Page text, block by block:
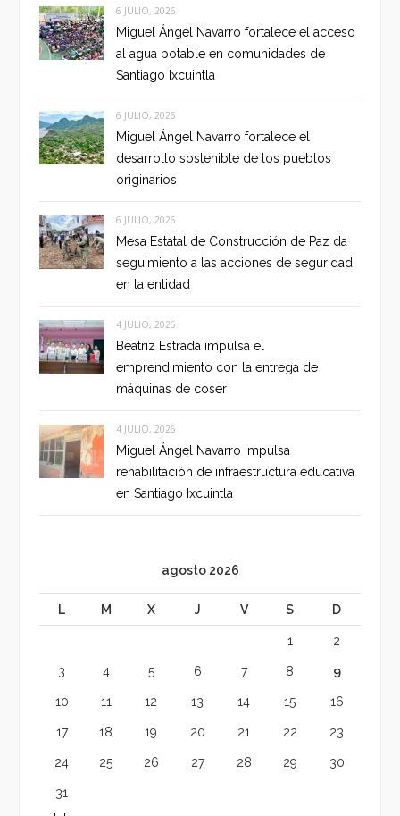
6 JULIO, 2026
Miguel Ángel Navarro fortalece el acceso
al agua potable en comunidades de
Santiago Ixcuintla
6 JULIO, 2026
Miguel Ángel Navarro fortalece el
desarrollo sostenible de los pueblos
originarios
6 JULIO, 2026
Mesa Estatal de Construcción de Paz da
seguimiento a las acciones de seguridad
en la entidad
4 JULIO, 2026
Beatriz Estrada impulsa el
emprendimiento con la entrega de
máquinas de coser
4 JULIO, 2026
Miguel Ángel Navarro impulsa
rehabilitación de infraestructura educativa
en Santiago Ixcuintla
agosto 2026
L M X J V S D
1 2
3 4 5 6 7 8 9
10 11 12 13 14 15 16
17 18 19 20 21 22 23
24 25 26 27 28 29 30
31